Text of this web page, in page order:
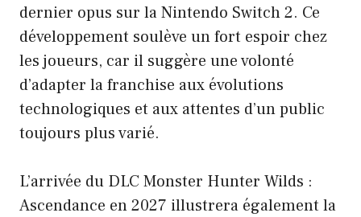
dernier opus sur la Nintendo Switch 2. Ce
développement soulève un fort espoir chez
les joueurs, car il suggère une volonté
d’adapter la franchise aux évolutions
technologiques et aux attentes d’un public
toujours plus varié.
L’arrivée du DLC Monster Hunter Wilds :
Ascendance en 2027 illustrera également la